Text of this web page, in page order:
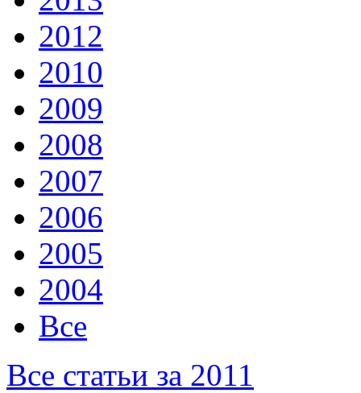
2012
2010
2009
2008
2007
2006
2005
2004
Все
Все статьи за 2011